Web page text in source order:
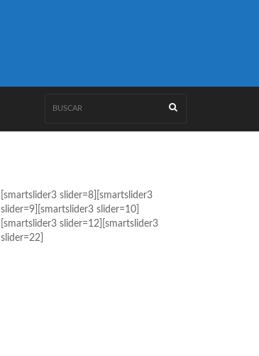
[smartslider3 slider=8][smartslider3
slider=9][smartslider3 slider=10]
[smartslider3 slider=12][smartslider3
slider=22]